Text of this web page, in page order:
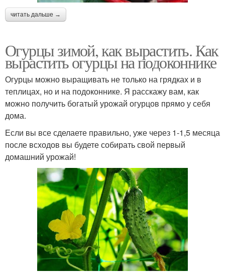
читать дальше →
Огурцы зимой, как вырастить. Как
вырастить огурцы на подоконнике
Огурцы можно выращивать не только на грядках и в
теплицах, но и на подоконнике. Я расскажу вам, как
можно получить богатый урожай огурцов прямо у себя
дома.
Если вы все сделаете правильно, уже через 1-1,5 месяца
после всходов вы будете собирать свой первый
домашний урожай!